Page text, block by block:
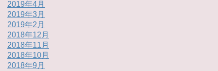
2019年4月
2019年3月
2019年2月
2018年12月
2018年11月
2018年10月
2018年9月